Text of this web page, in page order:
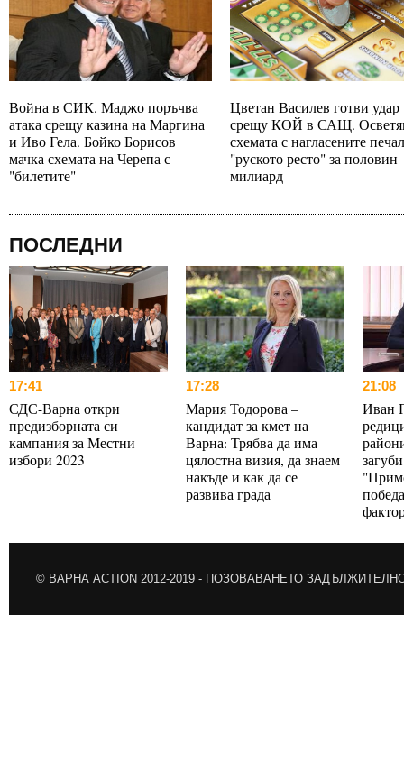
Война в СИК. Маджо поръчва
атака срещу казина на Маргина
и Иво Гела. Бойко Борисов
мачка схемата на Черепа с
"билетите"
Цветан Василев готви удар
срещу КОЙ в САЩ.
схемата с нагласените
"руското ресто" за половин
милиард
ПОСЛЕДНИ
17:41
СДС-Варна откри
предизборната си
кампания за Местни
избори 2023
17:28
Мария Тодорова –
кандидат за кмет на
Варна: Трябва да има
цялостна визия, да знаем
накъде и как да се
развива града
21:08
Иван
© ВАРНА ACTION 2012-2019 - ПОЗОВАВАНЕТО